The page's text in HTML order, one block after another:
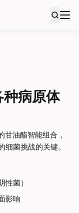
种病原体
甘油酯智能组合，
菌挑战的关键。
菌）
影响